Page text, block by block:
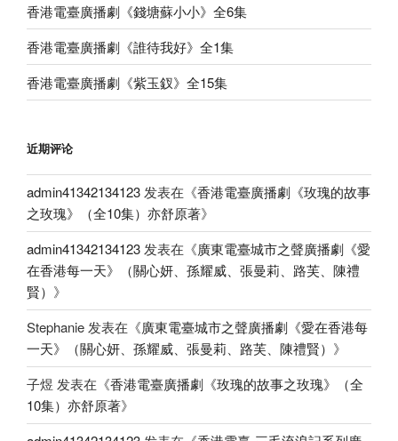
香港電臺廣播劇《錢塘蘇小小》全6集
香港電臺廣播劇《誰待我好》全1集
香港電臺廣播劇《紫玉釵》全15集
近期评论
admin41342134123发表在《香港電臺廣播劇《玫瑰的故事
之玫瑰》（全10集）亦舒原著》
admin41342134123发表在《廣東電臺城市之聲廣播劇《愛
在香港每一天》（關心妍、孫耀威、張曼莉、路芙、陳禮
賢） 》
Stephanie发表在《廣東電臺城市之聲廣播劇《愛在香港每
一天》（關心妍、孫耀威、張曼莉、路芙、陳禮賢） 》
子煜 发表在《香港電臺廣播劇《玫瑰的故事之玫瑰》（全
10集）亦舒原著》